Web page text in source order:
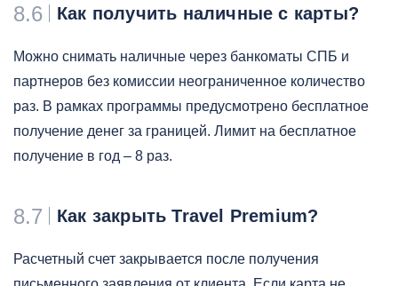
8.6 Как получить наличные с карты?
Можно снимать наличные через банкоматы СПБ и
партнеров без комиссии неограниченное количество
раз. В рамках программы предусмотрено бесплатное
получение денег за границей. Лимит на бесплатное
получение в год – 8 раз.
8.7 Как закрыть Travel Premium?
Расчетный счет закрывается после получения